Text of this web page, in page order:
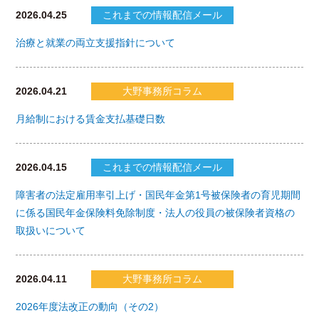
2026.04.25 これまでの情報配信メール
治療と就業の両立支援指針について
2026.04.21 大野事務所コラム
月給制における賃金支払基礎日数
2026.04.15 これまでの情報配信メール
障害者の法定雇用率引上げ・国民年金第1号被保険者の育児期間
に係る国民年金保険料免除制度・法人の役員の被保険者資格の
取扱いについて
2026.04.11 大野事務所コラム
2026年度法改正の動向（その2）